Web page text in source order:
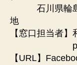
石川県輪島
【窓口担当者
【URL】